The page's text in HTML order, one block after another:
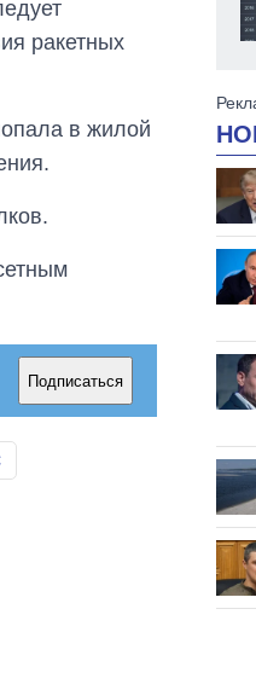
ракетных
в жилой
Подписаться
обороны за 13 лет
войны с россией